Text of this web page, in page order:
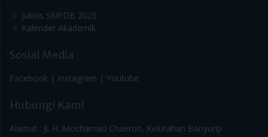
Juknis SNPDB 2025
Kalender Akademik
Sosial Media
Facebook | Instagram | Youtube
Hubungi Kami
Alamat : Jl. H. Mochamad Chaeron, Kelurahan Banyurip